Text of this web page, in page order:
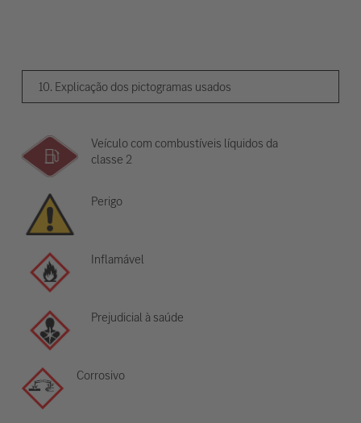
10. Explicação dos pictogramas usados
Veículo com combustíveis líquidos da
classe 2
Perigo
Inflamável
Prejudicial à saúde
Corrosivo